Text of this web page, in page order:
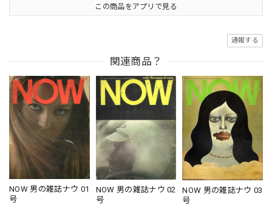
この商品をアプリで見る
通報する
関連商品？
NOW 男の雑誌ナウ 01
号
NOW 男の雑誌ナウ 02
号
NOW 男の雑誌ナウ 03
号